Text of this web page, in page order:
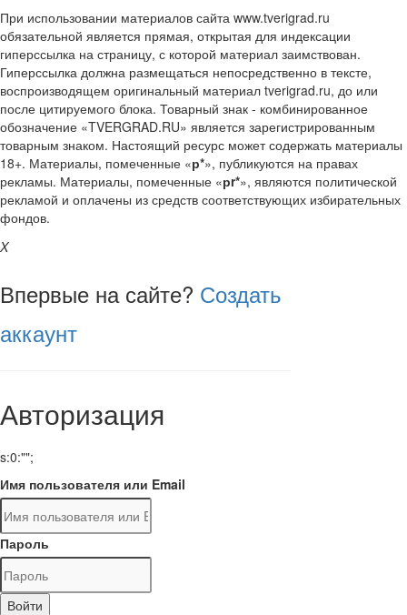
При использовании материалов сайта www.tverigrad.ru
обязательной является прямая, открытая для индексации
гиперссылка на страницу, с которой материал заимствован.
Гиперссылка должна размещаться непосредственно в тексте,
воспроизводящем оригинальный материал tverigrad.ru, до или
после цитируемого блока. Товарный знак - комбинированное
обозначение «TVERGRAD.RU» является зарегистрированным
товарным знаком. Настоящий ресурс может содержать материалы
18+. Материалы, помеченные «р*», публикуются на правах
рекламы. Материалы, помеченные «рr*», являются политической
рекламой и оплачены из средств соответствующих избирательных
фондов.
X
Впервые на сайте? Создать
аккаунт
Авторизация
s:0:"";
Имя пользователя или Email
Пароль
Войти